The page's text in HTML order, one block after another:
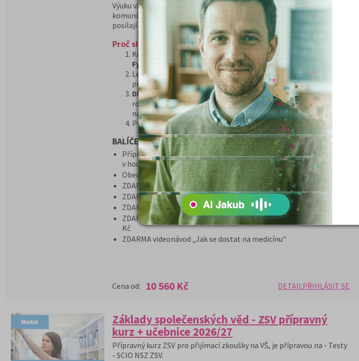
Výuku vždy vede lektor živě, studenti mají možnost s ním
komunikovat v reálném čase a dostávají zpětnou vazbu. Lektoři
posílají studentům připravené podklady a testy do emailů.
Proč si vybrat tento balíček?
Kurz je rozdělený na 3 samostatné blokyBiologie, Chemie,
Fyzika
Lektoři se studenty probírají jednotlivé bloky, studenti si
prověřují znalosti formou přednášek a následných testů.
Dle našich obchodních podmínek –u nultých
ročníků poskytujeme garanci vrácení peněz v případě nepřijetí
na daný obor
Program GARANCE je pro studenty významným bonusem
BALÍČEK VIP obsahuje:
Přípravný kurz + učebnice (nultý ročník) na lékařské fakulty
v hodnotě 10360,- Kč
Obecná biologie 558 řešených otázek za bonusovou cenu 200,- Kč
ZDARMA Časopisy Kam Po Maturitě
ZDARMA poštovné za zaslání knih z balíčku, v hodnotě 150 Kč
ZDARMA e-book „Dostanu se na medicínu"
ZDARMA program Garance v případě nepřijetí na VŠ v hodnotě 500,-
Kč
ZDARMA videonávod „Jak se dostat na medicínu"
Cena od: 10 560 Kč DETAILPŘIHLÁSIT SE
Základy společenských věd - ZSV přípravný
kurz + učebnice 2026/27
Přípravný kurz ZSV pro přijímací zkoušky na VŠ, je přípravou na - Testy
- SCIO NSZ ZSV.